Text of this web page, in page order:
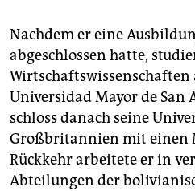
Nachdem er eine
abgeschlossen hatte,
Universidad Mayor de San
schloss danach seine
Großbritannien mit einen
Rückkehr arbeitete er in
Abteilungen der